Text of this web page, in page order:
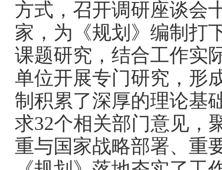
方式，召开调研座谈会
家，为《规划》编制打
课题研究，结合工作实
单位开展专门研究，形
制积累了深厚的理论基
求32个相关部门意见，
重与国家战略部署、重